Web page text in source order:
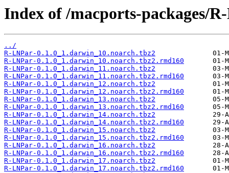
Index of /macports-packages/
../
R-LNPar-0.1.0_1.darwin_10.noarch.tbz2
R-LNPar-0.1.0_1.darwin_10.noarch.tbz2.rmd160
R-LNPar-0.1.0_1.darwin_11.noarch.tbz2
R-LNPar-0.1.0_1.darwin_11.noarch.tbz2.rmd160
R-LNPar-0.1.0_1.darwin_12.noarch.tbz2
R-LNPar-0.1.0_1.darwin_12.noarch.tbz2.rmd160
R-LNPar-0.1.0_1.darwin_13.noarch.tbz2
R-LNPar-0.1.0_1.darwin_13.noarch.tbz2.rmd160
R-LNPar-0.1.0_1.darwin_14.noarch.tbz2
R-LNPar-0.1.0_1.darwin_14.noarch.tbz2.rmd160
R-LNPar-0.1.0_1.darwin_15.noarch.tbz2
R-LNPar-0.1.0_1.darwin_15.noarch.tbz2.rmd160
R-LNPar-0.1.0_1.darwin_16.noarch.tbz2
R-LNPar-0.1.0_1.darwin_16.noarch.tbz2.rmd160
R-LNPar-0.1.0_1.darwin_17.noarch.tbz2
R-LNPar-0.1.0_1.darwin_17.noarch.tbz2.rmd160